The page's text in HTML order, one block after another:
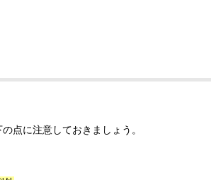
点に注意しておきましょう。